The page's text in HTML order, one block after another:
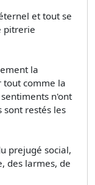
et tout se
pitrerie
la
tout comme la
n'ont
sont restés les
prejugé social,
des larmes, de